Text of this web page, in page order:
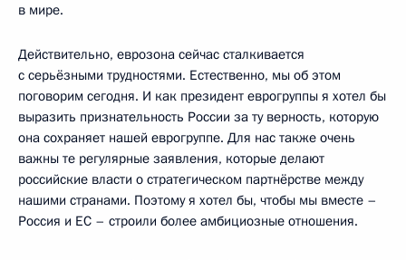
в мире.
Действительно, еврозона сейчас сталкивается
с серьёзными трудностями. Естественно, мы об этом
поговорим сегодня. И как президент еврогруппы я хотел бы
выразить признательность России за ту верность, которую
она сохраняет нашей еврогруппе. Для нас также очень
важны те регулярные заявления, которые делают
российские власти о стратегическом партнёрстве между
нашими странами. Поэтому я хотел бы, чтобы мы вместе –
Россия и ЕС – строили более амбициозные отношения.